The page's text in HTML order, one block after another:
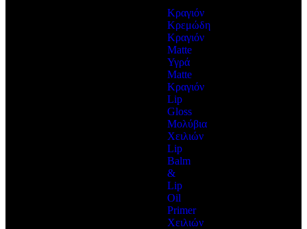
Κραγιόν
Κρεμώδη
Κραγιόν
Matte
Υγρά
Matte
Κραγιόν
Lip
Gloss
Μολύβια
Χειλιών
Lip
Balm
&
Lip
Oil
Primer
Χειλιών